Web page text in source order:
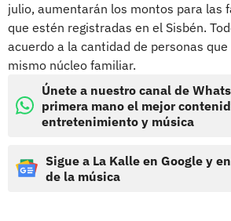
julio, aumentarán los montos para las
que estén registradas en el Sisbén.
acuerdo a la cantidad de personas
mismo núcleo familiar.
Únete a nuestro canal de
primera mano el mejor
entretenimiento y música
Sigue a La Kalle en Google y
de la música